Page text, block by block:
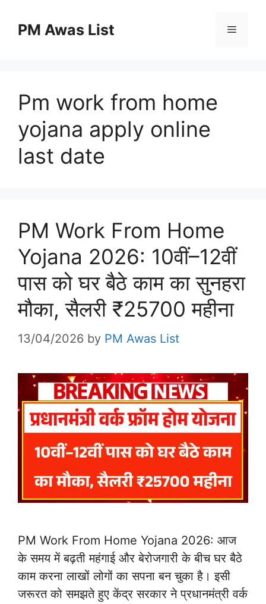
PM Awas List Menu
Pm work from home
yojana apply online
last date
PM Work From Home
Yojana 2026: 10वीं–12वीं
पास को घर बैठे काम का सुनहरा
मौका, सैलरी ₹25700 महीना
13/04/2026 by PM Awas List
PM Work From Home Yojana 2026: आज
के समय में बढ़ती महंगाई और बेरोजगारी के बीच घर बैठे
काम करना लाखों लोगों का सपना बन चुका है। इसी
जरूरत को समझते हुए केंद्र सरकार ने प्रधानमंत्री वर्क